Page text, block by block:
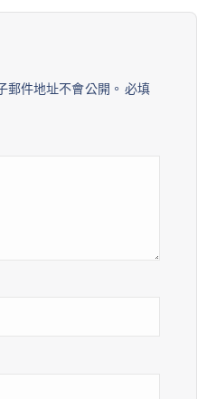
郵件地址不會公開。 必填